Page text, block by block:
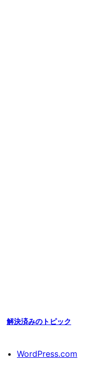
解決済みのトピック
WordPress.com